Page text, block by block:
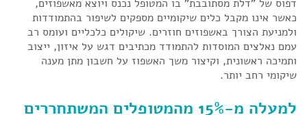
דפוס של "דלת מסתובבת" בו המטופל נכנס ויוצא מאשפוזים,
כאשר אינו מקבל כלים שיקומיים מספקים לשיפור בהתמודדות
ולמניעת הצורך באשפוזים חוזרים. שיקולים כלכליים ועומס רב
עמם נאלצים המוסדות להתמודד מכתיבים דגש על איזון, ייצוב
ותמיכה ראשונית, וקיצור משך האשפוז על חשבון מתן מענה
שיקומי רחב יותר.
למעלה מ-15% מהמטופלים המשתחררים